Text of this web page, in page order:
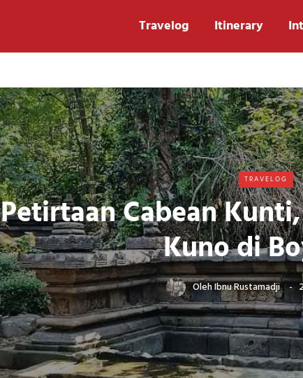
Travelog Itinerary
TRAVELOG
Petirtaan Cabean
Kuno di
OlehIbnu Rustamadji